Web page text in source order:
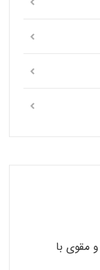
و مقوی با